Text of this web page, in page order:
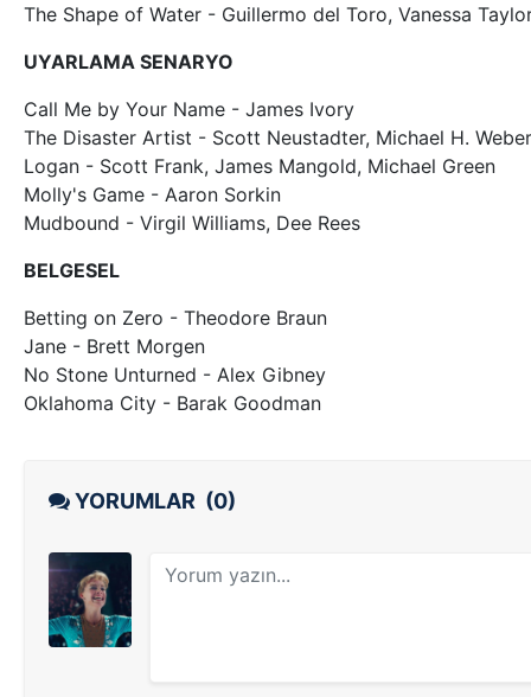
The Shape of Water - Guillermo del Toro, Vanessa
UYARLAMA SENARYO
Call Me by Your Name - James Ivory
The Disaster Artist - Scott Neustadter, Michael H. Weber
Logan - Scott Frank, James Mangold, Michael Green
Molly's Game - Aaron Sorkin
Mudbound - Virgil Williams, Dee Rees
BELGESEL
Betting on Zero - Theodore Braun
Jane - Brett Morgen
No Stone Unturned - Alex Gibney
Oklahoma City - Barak Goodman
YORUMLAR (0)